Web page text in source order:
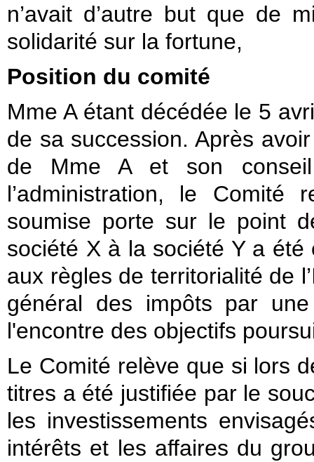
n’avait d’autre but que de
solidarité sur la fortune,
Position du comité
Mme A étant décédée le 5
de sa succession. Après
de Mme A et son
l’administration, le
soumise porte sur le point
société X à la société Y a été
aux règles de territorialité de
général des impôts par
l'encontre des objectifs
Le Comité relève que si lors
titres a été justifiée par le
les investissements
intérêts et les affaires du